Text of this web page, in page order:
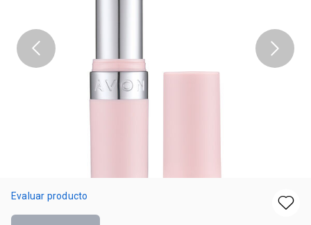
Evaluar producto